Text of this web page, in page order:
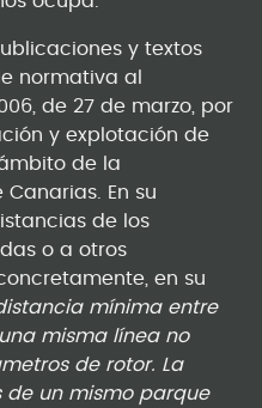
y textos
normativa al
de 27 de marzo, por
y explotación de
de la
En su
de los
o a otros
en su
mínima entre
misma línea no
de rotor. La
de un mismo parque